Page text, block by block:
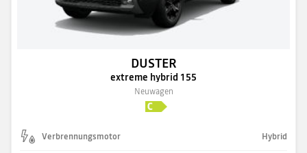
DUSTER
extreme hybrid 155
Neuwagen
Verbrennungsmotor Hybrid